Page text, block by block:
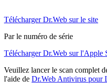
Télécharger Dr.Web sur le site
Par le numéro de série
Télécharger Dr.Web sur l'Apple
Veuillez lancer le scan complet
l'aide de Dr.Web Antivirus pour